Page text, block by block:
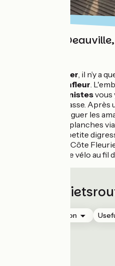
Honfleur et
marais Vernier, il n’y a
Honfleur.
aux Impressionnistesvous
déjeuner en terrasse. Après
sera temps de larguer les
et ses planches via
plus hardis, une petite
découverte de la Côte
aménagée pour le vélo au fil
Accommodation